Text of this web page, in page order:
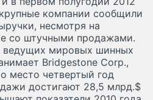
компании сообщили
несмотря на
со штучными продажами.
ведущих мировых шинных
Bridgestone Corp.,
место четвертый год
достигают 28,5 млрд.$